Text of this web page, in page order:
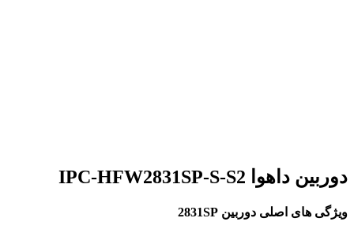
دوربین داهوا IPC-HFW2831SP-S-S2
ویژگی های اصلی دوربین 2831SP